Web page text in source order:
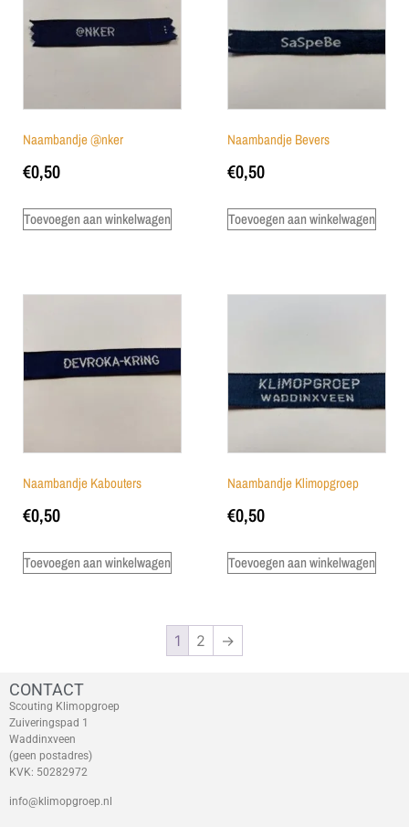
Naambandje @nker
€0,50
Toevoegen aan winkelwagen
Naambandje Bevers
€0,50
Toevoegen aan winkelwagen
Naambandje Kabouters
€0,50
Toevoegen aan winkelwagen
Naambandje Klimopgroep
€0,50
Toevoegen aan winkelwagen
1 2 →
CONTACT
Scouting Klimopgroep
Zuiveringspad 1
Waddinxveen
(geen postadres)
KVK: 50282972
info@klimopgroep.nl